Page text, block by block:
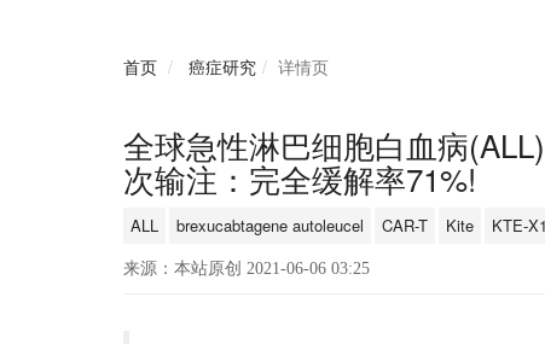
首页 癌症研究 详情页
全球急性淋巴细胞白血病
次输注：完全缓解率71%!
ALL brexucabtagene autoleucel CAR-T Kite KTE-
来源：本站原创 2021-06-06 03:25